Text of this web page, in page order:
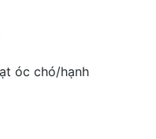
óc chó/hạnh